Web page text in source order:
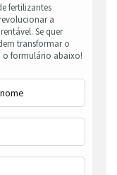
fertilizantes
a
Se quer
transformar o
o formulário abaixo!